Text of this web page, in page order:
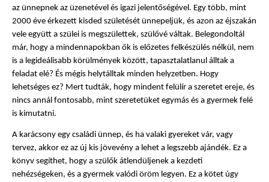
az ünnepnek az üzenetével és igazi jelentőségével. Egy több, mint
2000 éve érkezett kisded születését ünnepeljük, és azon az éjszakán
vele együtt a szülei is megszülettek, szülővé váltak. Belegondoltál
már, hogy a mindennapokban ők is előzetes felkészülés nélkül, nem
is a legideálisabb körülmények között, tapasztalatlanul álltak a
feladat elé? És mégis helytálltak minden helyzetben. Hogy
lehetséges ez? Mert tudták, hogy mindent felülír a szeretet ereje, és
nincs annál fontosabb, mint szeretetüket egymás és a gyermek felé
is kimutatni.
A karácsony egy családi ünnep, és ha valaki gyereket vár, vagy
tervez, akkor ez az új kis jövevény a lehet a legszebb ajándék. Ez a
könyv segíthet, hogy a szülők átlendüljenek a kezdeti
nehézségeken, és a gyermek valódi öröm legyen. Ez a kötet úgy